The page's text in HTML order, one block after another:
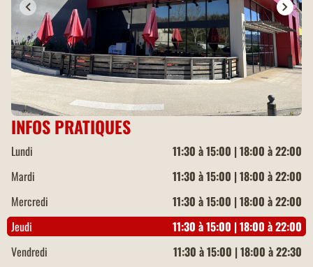
INFOS PRATIQUES
Lundi
11:30 à 15:00 | 18:00 à 22:00
Mardi
11:30 à 15:00 | 18:00 à 22:00
Mercredi
11:30 à 15:00 | 18:00 à 22:00
Jeudi
11:30 à 15:00 | 18:00 à 22:00
Vendredi
11:30 à 15:00 | 18:00 à 22:30